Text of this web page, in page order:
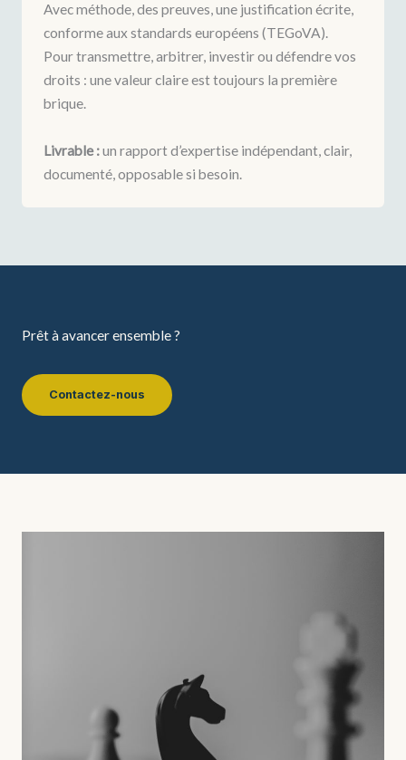
Avec méthode, des preuves, une justification écrite,
conforme aux standards européens (TEGoVA).
Pour transmettre, arbitrer, investir ou défendre vos
droits : une valeur claire est toujours la première
brique.
Livrable :un rapport d’expertise indépendant, clair,
documenté, opposable si besoin.
Prêt à avancer ensemble ?
Contactez-nous